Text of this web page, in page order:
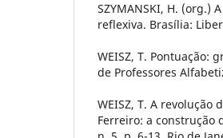
SZYMANSKI, H. (org.)
reflexiva. Brasília:
WEISZ, T. Pontuação:
de Professores
WEISZ, T. A revolução
Ferreiro: a construção